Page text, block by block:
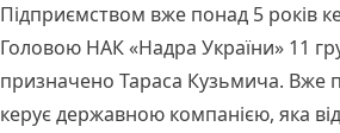
Підприємством вже понад 5 років
Головою НАК «Надра України» 11
призначено Тараса Кузьмича. Вже
керує державною компанією, яка